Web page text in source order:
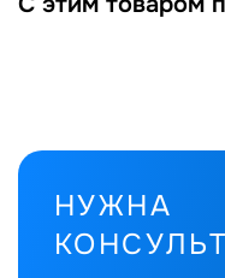
НУЖНА